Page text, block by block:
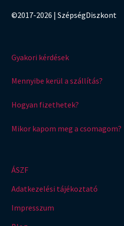
©2017-2026 | SzépségDiszkont
Gyakori kérdések
Mennyibe kerül a szállítás?
Hogyan fizethetek?
Mikor kapom meg a csomagom?
ÁSZF
Adatkezelési tájékoztató
Impresszum